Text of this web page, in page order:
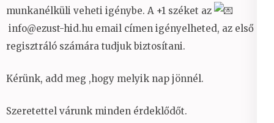
munkanélküli veheti igénybe. A +1 széket az
info@ezust-hid.hu email címen igényelheted, az első
regisztráló számára tudjuk biztosítani.
Kérünk, add meg ,hogy melyik nap jönnél.
Szeretettel várunk minden érdeklődőt.